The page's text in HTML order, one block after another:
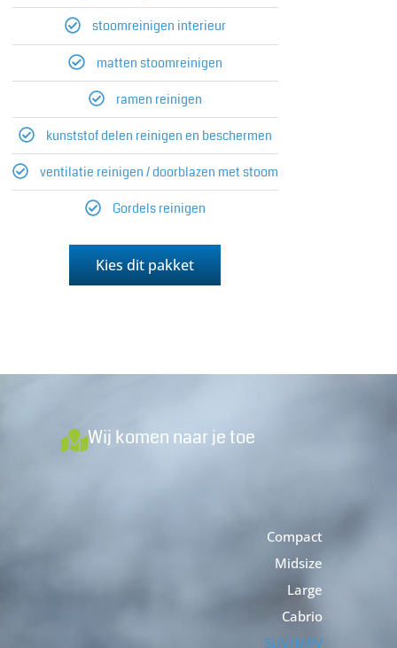
stoomreinigen interieur​
matten stoomreinigen
ramen reinigen
kunststof delen reinigen en beschermen
ventilatie reinigen / doorblazen met stoom
Gordels reinigen
Kies dit pakket
Wij komen naar je toe
Compact
Midsize
Large
Cabrio
SUV/MPV